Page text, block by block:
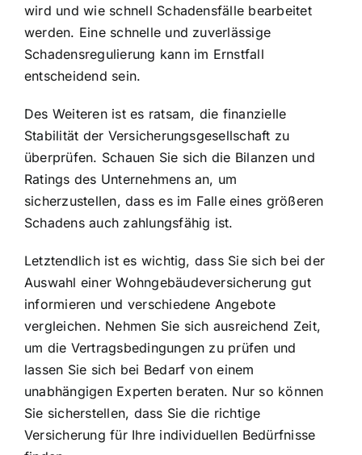
wird und wie schnell Schadensfälle bearbeitet
werden. Eine schnelle und zuverlässige
Schadensregulierung kann im Ernstfall
entscheidend sein.
Des Weiteren ist es ratsam, die finanzielle
Stabilität der Versicherungsgesellschaft zu
überprüfen. Schauen Sie sich die Bilanzen und
Ratings des Unternehmens an, um
sicherzustellen, dass es im Falle eines größeren
Schadens auch zahlungsfähig ist.
Letztendlich ist es wichtig, dass Sie sich bei der
Auswahl einer Wohngebäudeversicherung gut
informieren und verschiedene Angebote
vergleichen. Nehmen Sie sich ausreichend Zeit,
um die Vertragsbedingungen zu prüfen und
lassen Sie sich bei Bedarf von einem
unabhängigen Experten beraten. Nur so können
Sie sicherstellen, dass Sie die richtige
Versicherung für Ihre individuellen Bedürfnisse